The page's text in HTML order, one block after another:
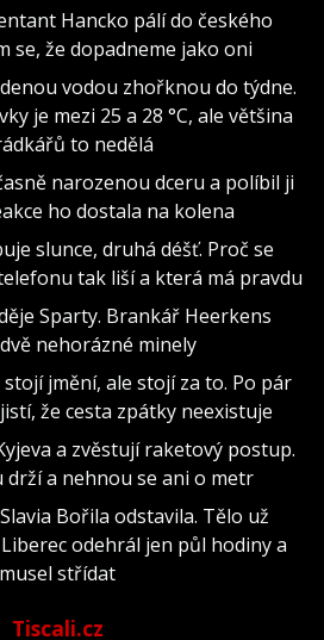
Hancko pálí do českého
se, že dopadneme jako oni
vodou zhořknou do týdne.
je mezi 25 a 28 °C, ale většina
to nedělá
narozenou dceru a políbil ji
ho dostala na kolena
slunce, druhá déšť. Proč se
tak liší a která má pravdu
Sparty. Brankář Heerkens
nehorázné minely
stojí jmění, ale stojí za to. Po pár
že cesta zpátky neexistuje
a zvěstují raketový postup.
a nehnou se ani o metr
Bořila odstavila. Tělo už
odehrál jen půl hodiny a
musel střídat
Tiscali.cz